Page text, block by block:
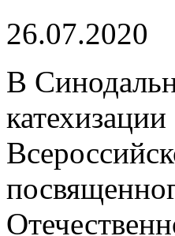
26.07.2020
В